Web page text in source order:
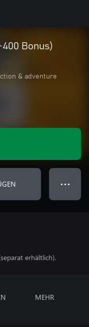
Bonus)
& adventure
● ● ●
erhältlich).
MEHR